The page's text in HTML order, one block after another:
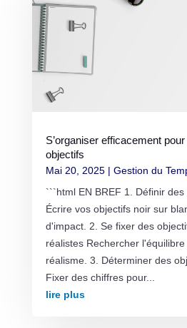
S’organiser efficacement
objectifs
Mai 20, 2025| Gestion du
```html EN BREF 1. Définir
Écrire vos objectifs noir sur
d'impact. 2. Se fixer des
réalistes Rechercher
réalisme. 3. Déterminer des
Fixer des chiffres pour...
lire plus